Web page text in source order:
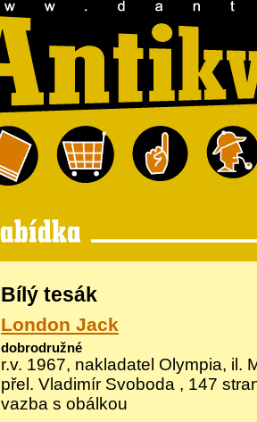
Bílý tesák
London Jack
dobrodružné
r.v. 1967, nakladatel Olympia, il.
přel. Vladimír Svoboda , 147
vazba s obálkou